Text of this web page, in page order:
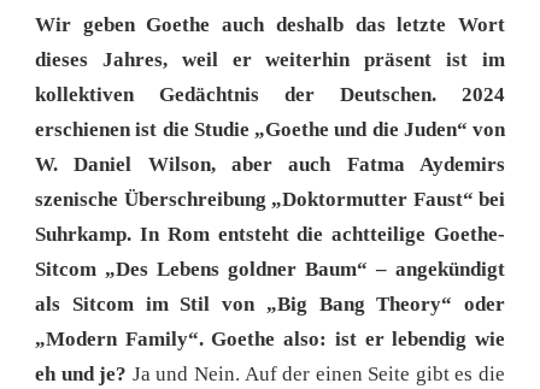
Wir geben Goethe auch deshalb das letzte Wort
dieses Jahres, weil er weiterhin präsent ist im
kollektiven Gedächtnis der Deutschen. 2024
erschienen ist die Studie „Goethe und die Juden“ von
W. Daniel Wilson, aber auch Fatma Aydemirs
szenische Überschreibung „Doktormutter Faust“ bei
Suhrkamp. In Rom entsteht die achtteilige Goethe-
Sitcom „Des Lebens goldner Baum“ – angekündigt
als Sitcom im Stil von „Big Bang Theory“ oder
„Modern Family“. Goethe also: ist er lebendig wie
eh und je? Ja und Nein. Auf der einen Seite gibt es die